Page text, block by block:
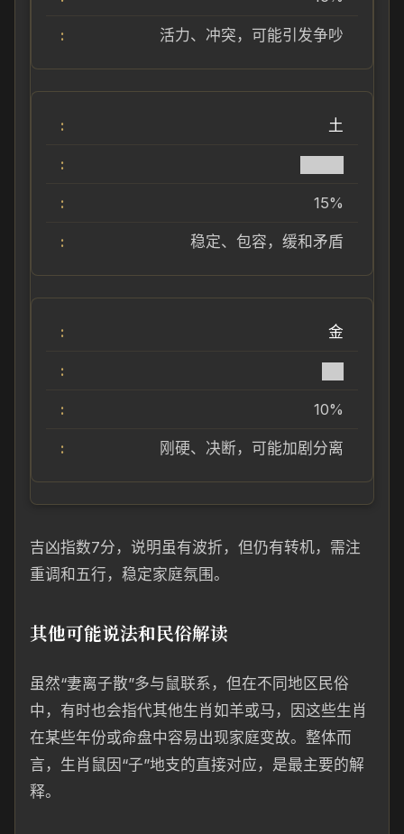
活力、冲突，可能引发争吵
土
15%
稳定、包容，缓和矛盾
金
10%
刚硬、决断，可能加剧分离
吉凶指数7分，说明虽有波折，但仍有转机，需注
重调和五行，稳定家庭氛围。
其他可能说法和民俗解读
虽然“妻离子散”多与鼠联系，但在不同地区民俗
中，有时也会指代其他生肖如羊或马，因这些生肖
在某些年份或命盘中容易出现家庭变故。整体而
言，生肖鼠因“子”地支的直接对应，是最主要的解
释。